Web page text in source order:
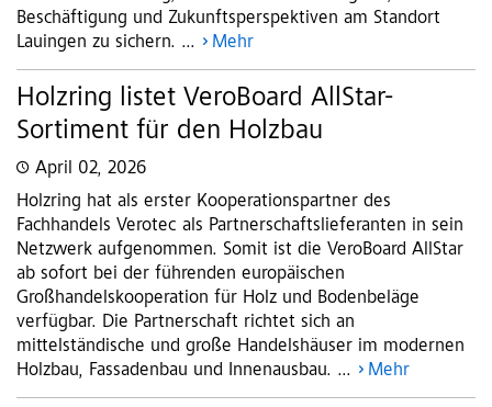
Beschäftigung und Zukunftsperspektiven am Standort
Lauingen zu sichern. ...
Mehr
Holzring listet VeroBoard AllStar-
Sortiment für den Holzbau
April 02, 2026
Holzring hat als erster Kooperationspartner des
Fachhandels Verotec als Partnerschaftslieferanten in sein
Netzwerk aufgenommen. Somit ist die VeroBoard AllStar
ab sofort bei der führenden europäischen
Großhandelskooperation für Holz und Bodenbeläge
verfügbar. Die Partnerschaft richtet sich an
mittelständische und große Handelshäuser im modernen
Holzbau, Fassadenbau und Innenausbau. ...
Mehr